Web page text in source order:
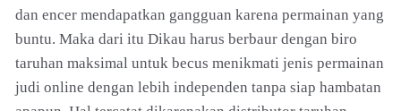
dan encer mendapatkan gangguan karena permainan yang
buntu. Maka dari itu Dikau harus berbaur dengan biro
taruhan maksimal untuk becus menikmati jenis permainan
judi online dengan lebih independen tanpa siap hambatan